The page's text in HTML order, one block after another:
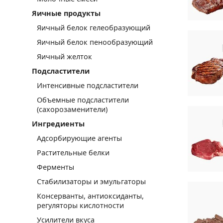
Яичные продукты
Яичный белок гелеобразующий
Яичный белок пенообразующий
Яичный желток
Подсластители
Интенсивные подсластители
Объемные подсластители
(сахорозаменители)
Ингредиенты
Адсорбирующие агенты
Растительные белки
Ферменты
Стабилизаторы и эмульгаторы
Консерванты, антиоксиданты,
регуляторы кислотности
Усилители вкуса